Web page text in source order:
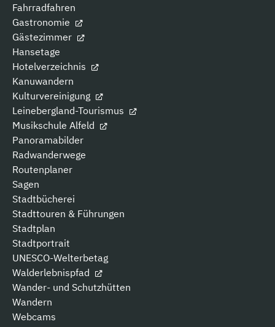
Fahrradfahren
Gastronomie
Gästezimmer
Hansetage
Hotelverzeichnis
Kanuwandern
Kulturvereinigung
Leinebergland-Tourismus
Musikschule Alfeld
Panoramabilder
Radwanderwege
Routenplaner
Sagen
Stadtbücherei
Stadttouren & Führungen
Stadtplan
Stadtportrait
UNESCO-Welterbetag
Walderlebnispfad
Wander- und Schutzhütten
Wandern
Webcams